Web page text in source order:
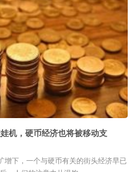
机，硬币经济也将被移动支
增下，一个与硬币有关的街头经济早已